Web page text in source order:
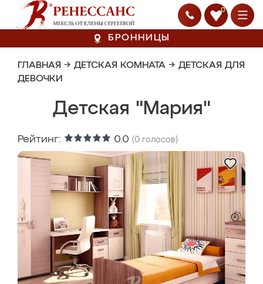
0
БРОННИЦЫ
ГЛАВНАЯ → ДЕТСКАЯ КОМНАТА → ДЕТСКАЯ ДЛЯ
ДЕВОЧКИ
Детская "Мария"
Рейтинг: 0.0 (0 голосов)